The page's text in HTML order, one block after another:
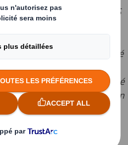
pleinement l’ambition de DS
clients vers des solutions
durables. Nous sommes très
concept qui a pu être décliné
de produits SOMFY,
sa pertinence et sa capacité
tant sur le plan de l’innovation
utilisés. »